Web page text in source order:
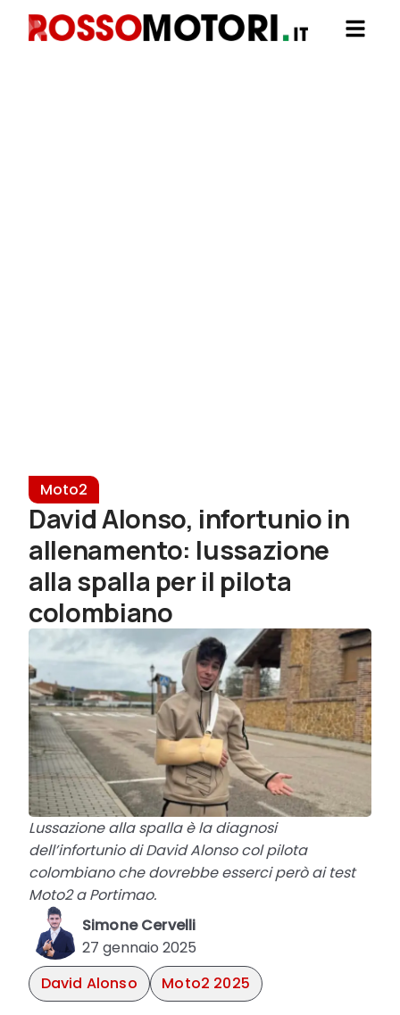
Moto2
David Alonso, infortunio in
allenamento: lussazione
alla spalla per il pilota
colombiano
Lussazione alla spalla è la diagnosi
dell’infortunio di David Alonso col pilota
colombiano che dovrebbe esserci però ai test
Moto2 a Portimao.
Simone Cervelli
27 gennaio 2025
David Alonso
Moto2 2025